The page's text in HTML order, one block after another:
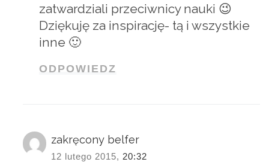
zatwardziali przeciwnicy nauki 😉
Dziękuję za inspirację- tą i wszystkie
inne 🙂
ODPOWIEDZ
zakręcony belfer
12 lutego 2015, 20:32